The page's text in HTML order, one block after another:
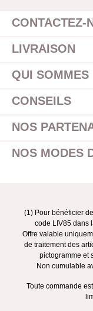
CONTACTEZ-
LIVRAISON
QUI SOMMES
CONSEILS
NOS
NOS MODES
(1) Pour bénéficier
code LIV85 dans
Offre valable
de traitement des
pictogramme et
Non cumulable
Toute commande